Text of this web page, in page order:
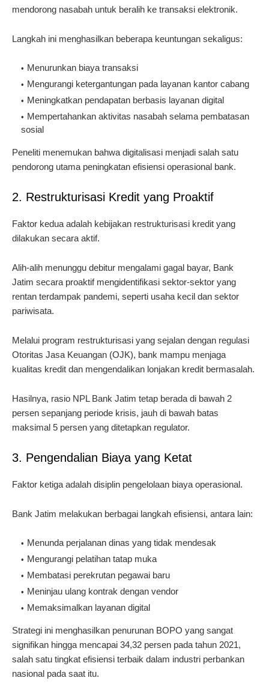
mendorong nasabah untuk beralih ke transaksi elektronik.
Langkah ini menghasilkan beberapa keuntungan sekaligus:
Menurunkan biaya transaksi
Mengurangi ketergantungan pada layanan kantor cabang
Meningkatkan pendapatan berbasis layanan digital
Mempertahankan aktivitas nasabah selama pembatasan
sosial
Peneliti menemukan bahwa digitalisasi menjadi salah satu
pendorong utama peningkatan efisiensi operasional bank.
2. Restrukturisasi Kredit yang Proaktif
Faktor kedua adalah kebijakan restrukturisasi kredit yang
dilakukan secara aktif.
Alih-alih menunggu debitur mengalami gagal bayar, Bank
Jatim secara proaktif mengidentifikasi sektor-sektor yang
rentan terdampak pandemi, seperti usaha kecil dan sektor
pariwisata.
Melalui program restrukturisasi yang sejalan dengan regulasi
Otoritas Jasa Keuangan (OJK), bank mampu menjaga
kualitas kredit dan mengendalikan lonjakan kredit bermasalah.
Hasilnya, rasio NPL Bank Jatim tetap berada di bawah 2
persen sepanjang periode krisis, jauh di bawah batas
maksimal 5 persen yang ditetapkan regulator.
3. Pengendalian Biaya yang Ketat
Faktor ketiga adalah disiplin pengelolaan biaya operasional.
Bank Jatim melakukan berbagai langkah efisiensi, antara lain:
Menunda perjalanan dinas yang tidak mendesak
Mengurangi pelatihan tatap muka
Membatasi perekrutan pegawai baru
Meninjau ulang kontrak dengan vendor
Memaksimalkan layanan digital
Strategi ini menghasilkan penurunan BOPO yang sangat
signifikan hingga mencapai 34,32 persen pada tahun 2021,
salah satu tingkat efisiensi terbaik dalam industri perbankan
nasional pada saat itu.